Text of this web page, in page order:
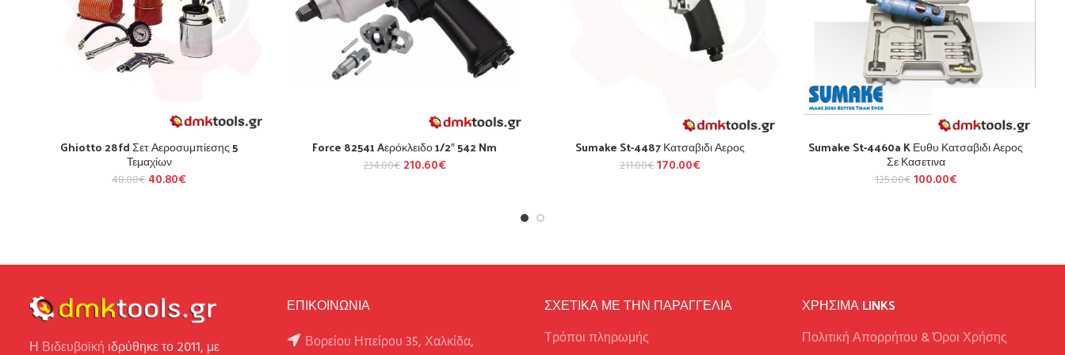
Ghiotto 28fd Σετ Αεροσυμπίεσης 5
Τεμαχίων
48.00€ 40.80€
Force 82541 Aερόκλειδο 1/2″ 542 Nm
234.00€ 210.60€
Sumake St-4487 Κατσαβιδι Αερος
211.00€ 170.00€
Sumake St-4460a K Ευθυ Κατσαβιδι Αερος
Σε Κασετινα
125.00€ 100.00€
Η Βιδευβοϊκή ιδρύθηκε το 2011, με
ΕΠΙΚΟΙΝΩΝΙΑ
Βορείου Ηπείρου 35, Χαλκίδα,
ΣΧΕΤΙΚΑ ΜΕ ΤΗΝ ΠΑΡΑΓΓΕΛΙΑ
Τρόποι πληρωμής
ΧΡΉΣΙΜΑ LINKS
Πολιτική Απορρήτου & Όροι Χρήσης